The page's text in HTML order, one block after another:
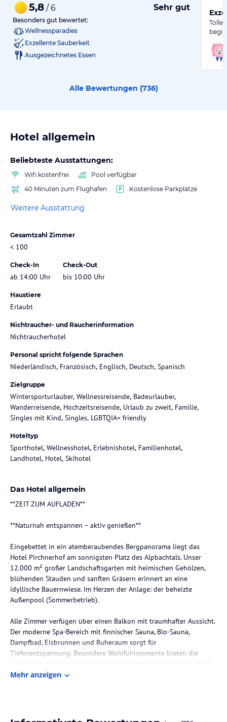
5,8 / 6 Sehr gut
Besonders gut bewertet:
Wellnessparadies
Exzellente Sauberkeit
Ausgezeichnetes Essen
Tolle
Alle Bewertungen (736)
Hotel allgemein
Beliebteste Ausstattungen:
Wifi kostenfrei
Pool verfügbar
40 Minuten zum Flughafen
Kostenlose Parkplätze
Weitere Ausstattung
Gesamtzahl Zimmer
< 100
Check-In
ab 14:00 Uhr
Check-Out
bis 10:00 Uhr
Haustiere
Erlaubt
Nichtraucher- und Raucherinformation
Nichtraucherhotel
Personal spricht folgende Sprachen
Niederländisch, Französisch, Englisch, Deutsch, Spanisch
Zielgruppe
Wintersporturlauber, Wellnessreisende, Badeurlauber,
Wanderreisende, Hochzeitsreisende, Urlaub zu zweit, Familie,
Singles mit Kind, Singles, LGBTQIA+ friendly
Hoteltyp
Sporthotel, Wellnesshotel, Erlebnishotel, Familienhotel,
Landhotel, Hotel, Skihotel
Das Hotel allgemein
**ZEIT ZUM AUFLADEN**
**Naturnah entspannen – aktiv genießen**
Eingebettet in ein atemberaubendes Bergpanorama liegt das
Hotel Pirchnerhof am sonnigsten Platz des Alpbachtals. Unser
12.000 m² großer Landschaftsgarten mit heimischen Gehölzen,
blühenden Stauden und sanften Gräsern erinnert an eine
idyllische Bauernwiese. Im Herzen der Anlage: der beheizte
Außenpool (Sommerbetrieb).
Alle Zimmer verfügen über einen Balkon mit traumhafter Aussicht.
Der moderne Spa-Bereich mit finnischer Sauna, Bio-Sauna,
Dampfbad, Eisbrunnen und Ruheraum sorgt für
Tiefenentspannung. Besondere Wohlfühlmomente bieten die
professionellen Saunaaufgüsse mit Saunameister Johannes sowie
unser Aktivprogramm mit Yoga – bis zu viermal wöchentlich für
inspiriert von Hildegard von Bingen, kombiniert mit Tiroler
Mehr anzeigen